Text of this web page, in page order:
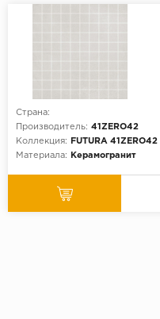
Страна:
Производитель: 41ZERO42
Коллекция:
FUTURA 41ZERO42
Материала:
Керамогранит